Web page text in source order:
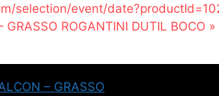
selection/event/
GRASSO ROGANTINI DUTIL BOCO »
– GRASSO